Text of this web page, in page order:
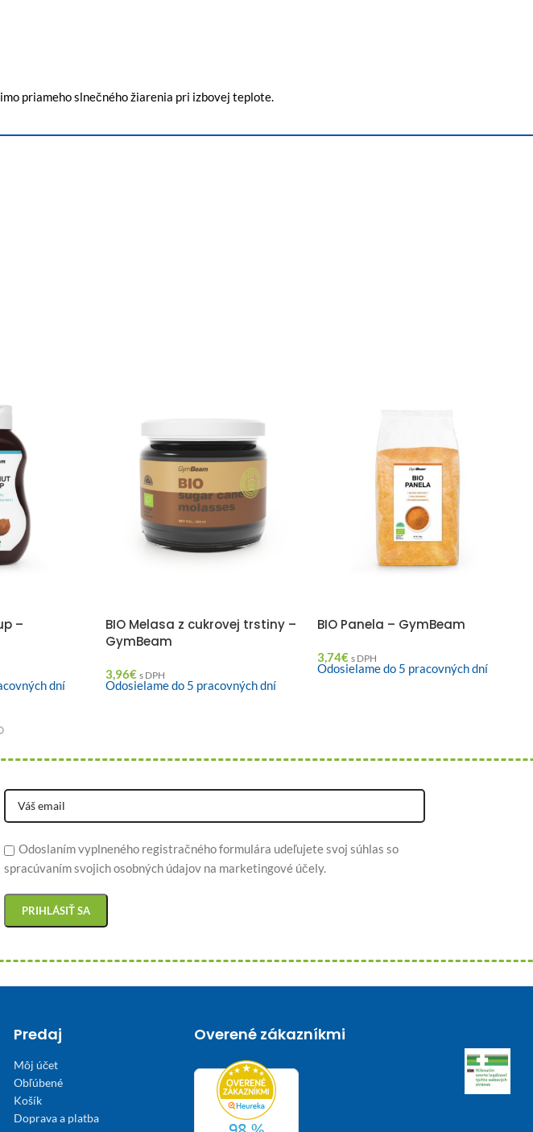
priameho slnečného žiarenia pri izbovej teplote.
–
dní
BIO Melasa z cukrovej trstiny –
GymBeam
3,96€ s DPH
Odosielame do 5 pracovných dní
BIO Panela – GymBeam
3,74€ s DPH
Odosielame do 5 pracovných dní
Odoslaním vyplneného registračného formulára udeľujete svoj súhlas so
spracúvaním svojich osobných údajov na marketingové účely.
Predaj
Môj účet
Obľúbené
Košík
Doprava a platba
Overené zákazníkmi